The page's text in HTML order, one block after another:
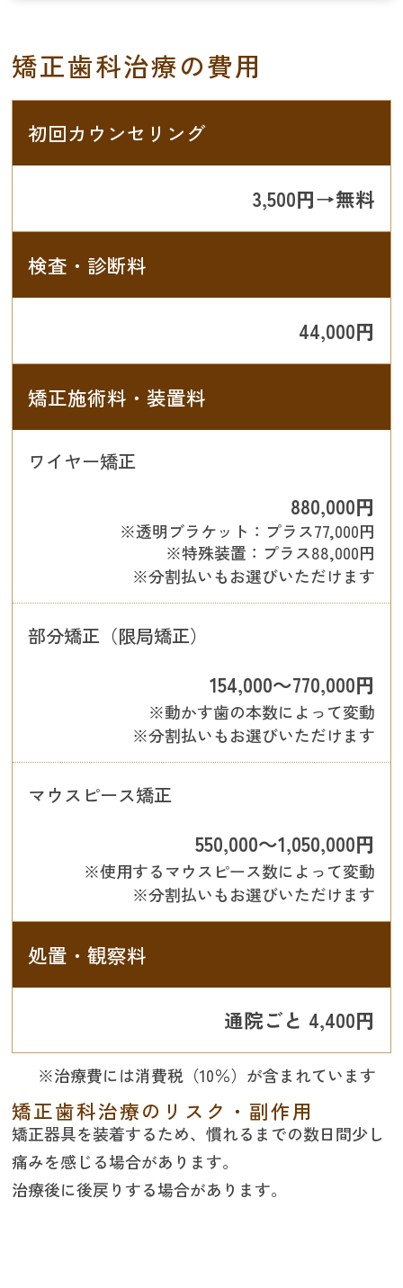
矯正歯科治療の費用
初回カウンセリング
3,500円→無料
検査・診断料
44,000円
矯正施術料・装置料
ワイヤー矯正
880,000円
※透明ブラケット：プラス77,000円
※特殊装置：プラス88,000円
※分割払いもお選びいただけます
部分矯正（限局矯正）
154,000～770,000円
※動かす歯の本数によって変動
※分割払いもお選びいただけます
マウスピース矯正
550,000～1,050,000円
※使用するマウスピース数によって変動
※分割払いもお選びいただけます
処置・観察料
通院ごと 4,400円
※治療費には消費税（10％）が含まれています
矯正歯科治療のリスク・副作用
矯正器具を装着するため、慣れるまでの数日間少し
痛みを感じる場合があります。
治療後に後戻りする場合があります。